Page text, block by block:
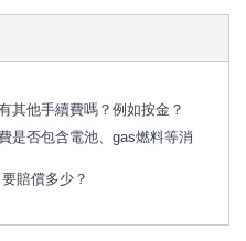
其他手續費嗎？例如按金？
是否包含電池、gas燃料等消
賠償多少？